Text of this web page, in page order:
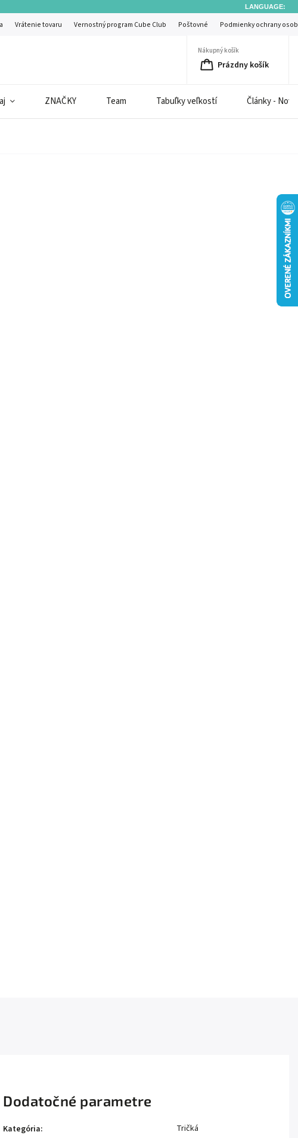
LANGUAGE:
Vrátenie tovaru Vernostný program Cube Club Poštovné Podmienky ochrany
Nákupný košík
Prázdny košík
ZNAČKY Team Tabuľky veľkostí Články -
Dodatočné parametre
Kategória:
Tričká